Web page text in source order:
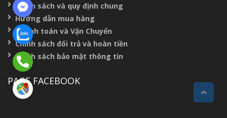
Chính sách và quy định chung
Hướng dẫn mua hàng
Thanh toán và Vận Chuyển
Chính sách đổi trả và hoàn tiền
Chính sách bảo mật thông tin
PAGE FACEBOOK